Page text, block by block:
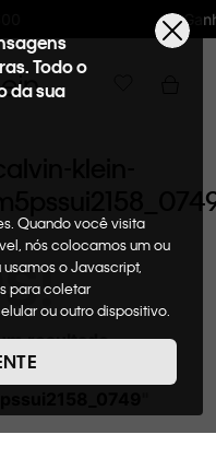
10% de GIFTBACK em todas
Todo o
da sua
Quando você visita
nós colocamos um ou
o Javascript,
para coletar
ou outro dispositivo.
usaremos e quais
os dados pessoais
site, consideraremos
para fornecer a você
klein-
resultado
calvin-